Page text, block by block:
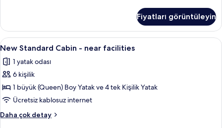
daha
fazla
detay
Fiyatları görüntüleyin
New
Standard
Cabin
-
near
facilities
için
tüm
2 yatak odası, odada kasa, güneşlik/
8
New Standard Cabin - near facilities
1 yatak odası
6 kişilik
1 büyük (Queen) Boy Yatak ve 4 tek Kişilik Yatak
Ücretsiz kablosuz internet
Daha çok detay
New